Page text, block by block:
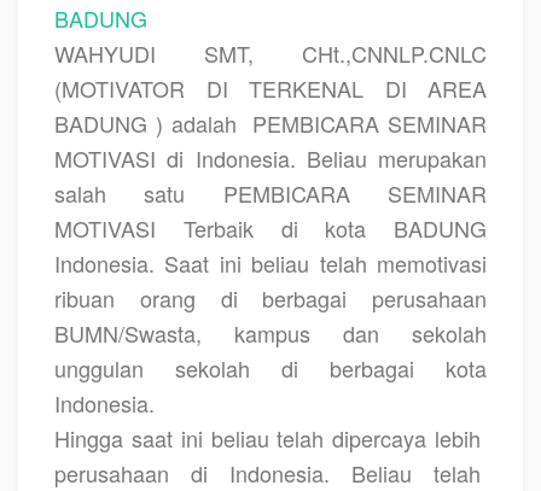
BADUNG
WAHYUDI SMT, CHt.,CNNLP.CNLC
(MOTIVATOR DI TERKENAL DI AREA
BADUNG ) adalah PEMBICARA SEMINAR
MOTIVASI di Indonesia. Beliau merupakan
salah satu PEMBICARA SEMINAR
MOTIVASI Terbaik di kota BADUNG
Indonesia. Saat ini beliau telah memotivasi
ribuan orang di berbagai perusahaan
BUMN/Swasta, kampus dan sekolah
unggulan sekolah di berbagai kota
Indonesia.
Hingga saat ini beliau telah dipercaya lebih
perusahaan di Indonesia. Beliau telah